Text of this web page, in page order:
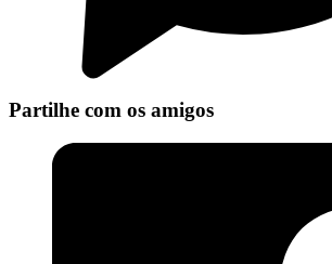
Partilhe com os amigos